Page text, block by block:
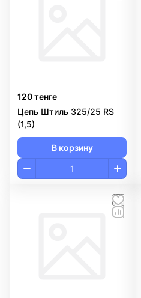
120 тенге
Цепь Штиль 325/25 RS
(1,5)
В корзину